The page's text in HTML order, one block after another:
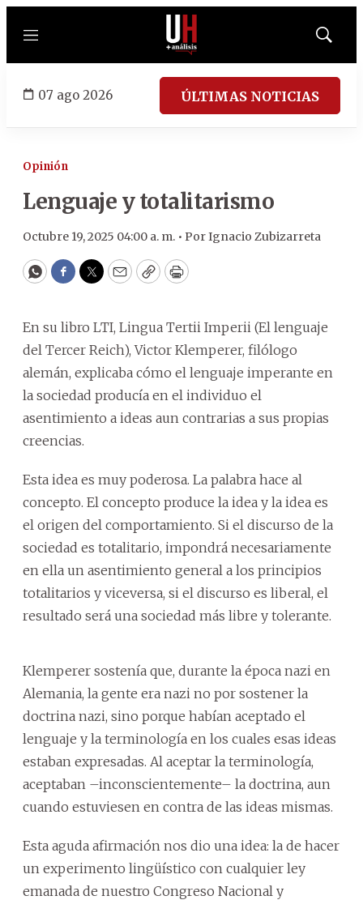
Menú
Mostrar
07 ago 2026 ÚLTIMAS NOTICIAS
Opinión
Lenguaje y totalitarismo
Octubre 19, 2025 04:00 a. m. • PorIgnacio Zubizarreta
WhatsApp
Facebook
Twitter
EmailCopyPrint
En su libro LTI, Lingua Tertii Imperii (El lenguaje
del Tercer Reich), Victor Klemperer, filólogo
alemán, explicaba cómo el lenguaje imperante en
la sociedad producía en el individuo el
asentimiento a ideas aun contrarias a sus propias
creencias.
Esta idea es muy poderosa. La palabra hace al
concepto. El concepto produce la idea y la idea es
el origen del comportamiento. Si el discurso de la
sociedad es totalitario, impondrá necesariamente
en ella un asentimiento general a los principios
totalitarios y viceversa, si el discurso es liberal, el
resultado será una sociedad más libre y tolerante.
Klemperer sostenía que, durante la época nazi en
Alemania, la gente era nazi no por sostener la
doctrina nazi, sino porque habían aceptado el
lenguaje y la terminología en los cuales esas ideas
estaban expresadas. Al aceptar la terminología,
aceptaban –inconscientemente– la doctrina, aun
cuando estuviesen en contra de las ideas mismas.
Esta aguda afirmación nos dio una idea: la de hacer
un experimento lingüístico con cualquier ley
emanada de nuestro Congreso Nacional y